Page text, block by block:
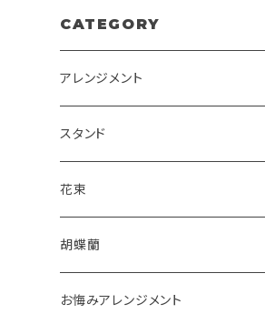
CATEGORY
アレンジメント
スタンド
花束
胡蝶蘭
お悔みアレンジメント